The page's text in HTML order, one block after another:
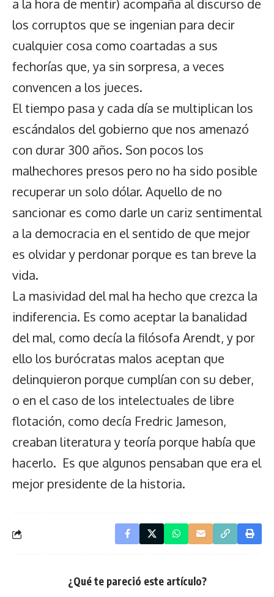
a la hora de mentir) acompaña al discurso de
los corruptos que se ingenian para decir
cualquier cosa como coartadas a sus
fechorías que, ya sin sorpresa, a veces
convencen a los jueces.
El tiempo pasa y cada día se multiplican los
escándalos del gobierno que nos amenazó
con durar 300 años. Son pocos los
malhechores presos pero no ha sido posible
recuperar un solo dólar. Aquello de no
sancionar es como darle un cariz sentimental
a la democracia en el sentido de que mejor
es olvidar y perdonar porque es tan breve la
vida.
La masividad del mal ha hecho que crezca la
indiferencia. Es como aceptar la banalidad
del mal, como decía la filósofa Arendt, y por
ello los burócratas malos aceptan que
delinquieron porque cumplían con su deber,
o en el caso de los intelectuales de libre
flotación, como decía Fredric Jameson,
creaban literatura y teoría porque había que
hacerlo. Es que algunos pensaban que era el
mejor presidente de la historia.
¿Qué te pareció este artículo?